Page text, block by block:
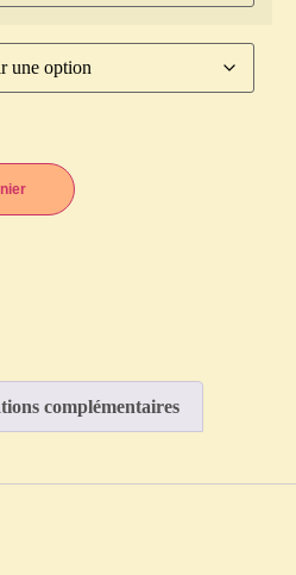
complémentaires